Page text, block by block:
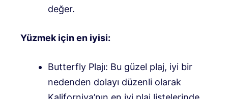
değer.
Yüzmek için en iyisi:
Butterfly Plajı: Bu güzel plaj, iyi bir
nedenden dolayı düzenli olarak